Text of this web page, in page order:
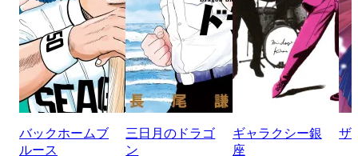
バックホームブ
ルース
三日月のドラゴ
ン
ギャラクシー銀
座
ザ